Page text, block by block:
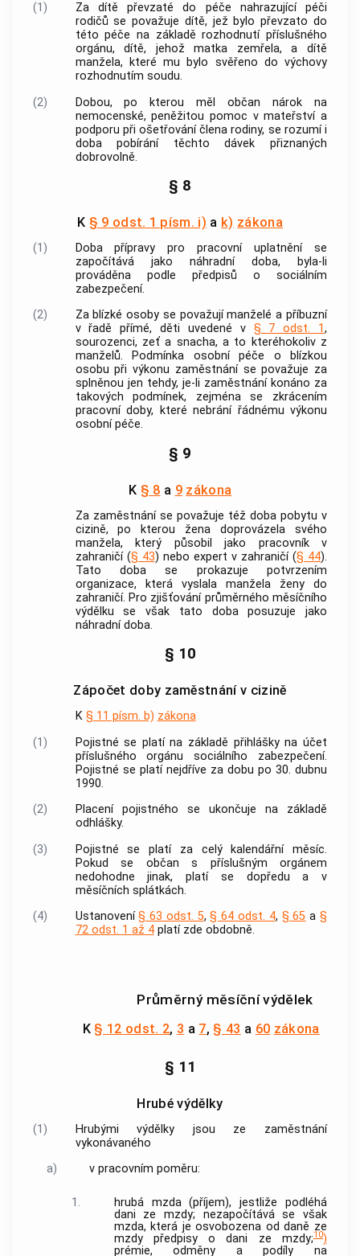
(1)
Za dítě převzaté do péče nahrazující péči
rodičů se považuje dítě, jež bylo převzato do
této péče na základě rozhodnutí příslušného
orgánu, dítě, jehož matka zemřela, a dítě
manžela, které mu bylo svěřeno do výchovy
rozhodnutím soudu.
(2)
Dobou, po kterou měl občan nárok na
nemocenské, peněžitou pomoc v mateřství a
podporu při ošetřování člena rodiny, se rozumí i
doba pobírání těchto dávek přiznaných
dobrovolně.
§ 8
K § 9 odst. 1 písm. i) a k) zákona
(1)
Doba přípravy pro pracovní uplatnění se
započítává jako náhradní doba, byla-li
prováděna podle předpisů o sociálním
zabezpečení.
(2)
Za blízké osoby se považují manželé a příbuzní
v řadě přímé, děti uvedené v § 7 odst. 1,
sourozenci, zeť a snacha, a to kteréhokoliv z
manželů. Podmínka osobní péče o blízkou
osobu při výkonu zaměstnání se považuje za
splněnou jen tehdy, je-li zaměstnání konáno za
takových podmínek, zejména se zkrácením
pracovní doby, které nebrání řádnému výkonu
osobní péče.
§ 9
K § 8 a 9 zákona
Za zaměstnání se považuje též doba pobytu v
cizině, po kterou žena doprovázela svého
manžela, který působil jako pracovník v
zahraničí (§ 43) nebo expert v zahraničí (§ 44).
Tato doba se prokazuje potvrzením
organizace, která vyslala manžela ženy do
zahraničí. Pro zjišťování průměrného měsíčního
výdělku se však tato doba posuzuje jako
náhradní doba.
§ 10
Zápočet doby zaměstnání v cizině
K § 11 písm. b) zákona
(1)
Pojistné se platí na základě přihlášky na účet
příslušného orgánu sociálního zabezpečení.
Pojistné se platí nejdříve za dobu po 30. dubnu
1990.
(2)
Placení pojistného se ukončuje na základě
odhlášky.
(3)
Pojistné se platí za celý kalendářní měsíc.
Pokud se občan s příslušným orgánem
nedohodne jinak, platí se dopředu a v
měsíčních splátkách.
(4)
Ustanovení§ 63 odst. 5,§ 64 odst. 4, § 65 a§
72 odst. 1 až 4platí zde obdobně.
Průměrný měsíční výdělek
K § 12 odst. 2, 3 a 7, § 43 a 60 zákona
§ 11
Hrubé výdělky
(1) Hrubými výdělky jsou ze zaměstnání
vykonávaného
a)
v pracovním poměru:
1.
hrubá mzda (příjem), jestliže podléhá
dani ze mzdy; nezapočítává se však
mzda, která je osvobozena od daně ze
mzdy předpisy o dani ze mzdy;10)
prémie, odměny a podíly na